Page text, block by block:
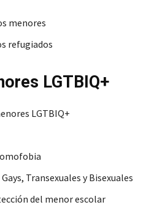
menores
refugiados
LGTBIQ+
LGTBIQ+
Transexuales y Bisexuales
del menor escolar